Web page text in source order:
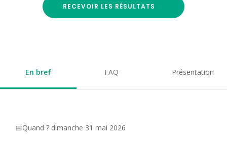
RECEVOIR LES RÉSULTATS
En bref FAQ Présentation
📅Quand ? dimanche 31 mai 2026